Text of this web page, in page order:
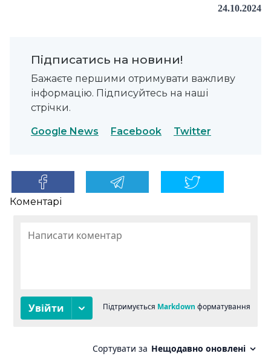
24.10.2024
Підписатись на новини!
Бажаєте першими отримувати важливу
інформацію. Підписуйтесь на наші
стрічки.
Google News Facebook Twitter
Коментарі